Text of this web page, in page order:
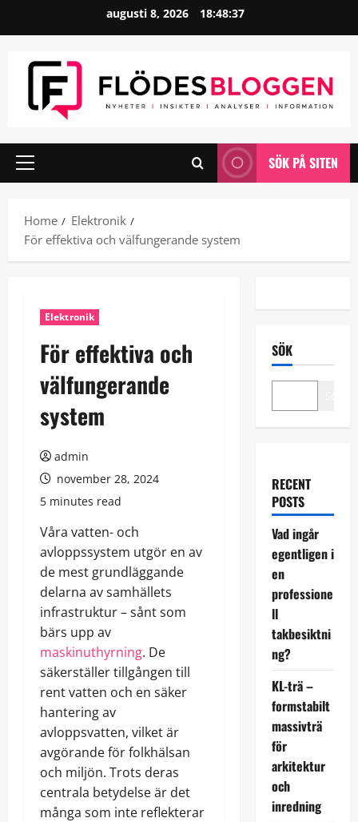
augusti 8, 2026 18:48:37
Primary
SÖK PÅ SITEN
Home
Elektronik
För effektiva och välfungerande system
Elektronik
För effektiva och
välfungerande
system
admin
november 28, 2024
5 minutes read
Våra vatten- och
avloppssystem utgör en av
de mest grundläggande
delarna av samhällets
infrastruktur – sånt som
bärs upp av
maskinuthyrning. De
säkerställer tillgången till
rent vatten och en säker
hantering av
avloppsvatten, vilket är
avgörande för folkhälsan
och miljön. Trots deras
centrala betydelse är det
många som inte reflekterar
SÖK
RECENT
POSTS
Vad ingår
egentligen i
en
professione
ll
takbesiktni
ng?
KL-trä –
formstabilt
massivträ
för
arkitektur
och
inredning